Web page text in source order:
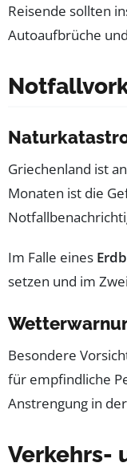
Reisende sollten
Autoaufbrüche
Griechenland ist
Monaten ist die
Im Falle eines
setzen und im
Besondere
für empfindliche
Anstrengung in
Verkehrs-